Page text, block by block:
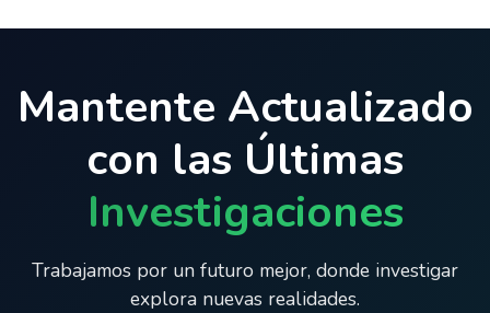
Mantente Actualizado
con las Últimas
Investigaciones
Trabajamos por un futuro mejor, donde investigar
explora nuevas realidades.